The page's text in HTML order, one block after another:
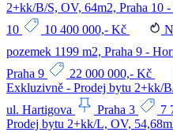
2+kk/B/S, OV, 64m2, Praha 10
10
10 400 000,- Kč
pozemek 1199 m2, Praha 9 -
Praha 9
22 000 000,- Kč
Exkluzivně - Prodej bytu 2+kk/
ul. Hartigova
Praha 3 7
Prodej bytu 2+kk/L, OV,